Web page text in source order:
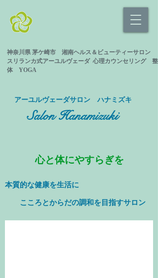
神奈川県 茅ケ崎市 湘南ヘルス＆ビューティーサロン
スリランカ式アーユルヴェーダ 心理カウンセリング 整
体 YOGA
​アーユルヴェーダサロン ハナミズキ
Salon Hanamizuki
心と体にやすらぎを
本質的な健康を生活に
​ こころとからだの調和を目指すサロン